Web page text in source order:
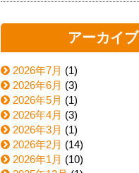
アーカイブ
2026年7月 (1)
2026年6月 (3)
2026年5月 (1)
2026年4月 (3)
2026年3月 (1)
2026年2月 (14)
2026年1月 (10)